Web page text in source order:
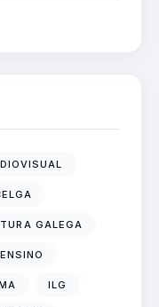
GALEGA
ENSINO
ILG